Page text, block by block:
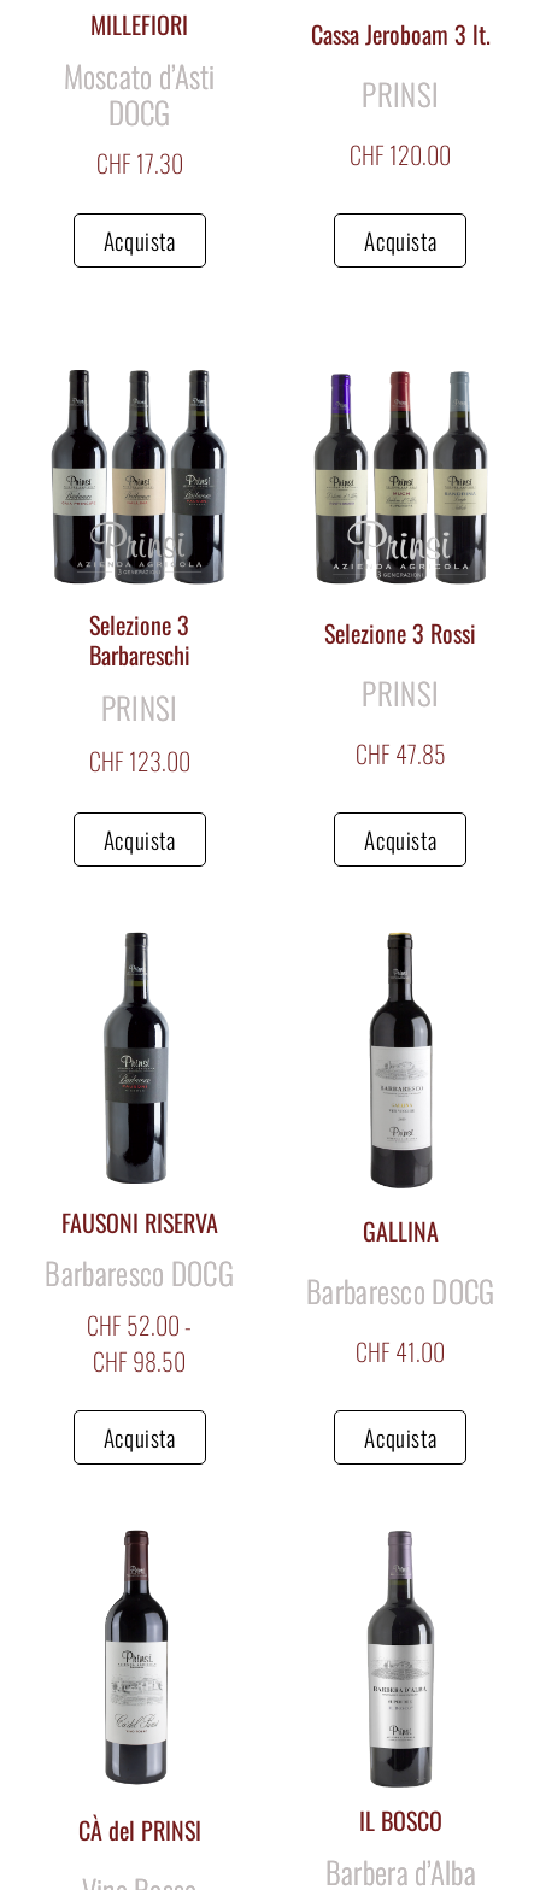
MILLEFIORI
Moscato d’Asti
DOCG
CHF 17.30
Acquista
Cassa Jeroboam 3 lt.
PRINSI
CHF 120.00
Acquista
Selezione 3
Barbareschi
PRINSI
CHF 123.00
Acquista
Selezione 3 Rossi
PRINSI
CHF 47.85
Acquista
FAUSONI RISERVA
Barbaresco DOCG
CHF 52.00-
CHF 98.50
Acquista
GALLINA
Barbaresco DOCG
CHF 41.00
Acquista
CÀ del PRINSI IL BOSCO
Barbera d’Alba